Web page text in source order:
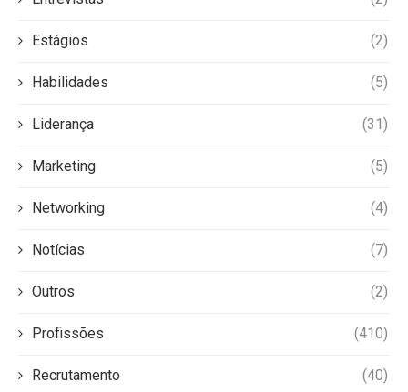
Estágios (2)
Habilidades (5)
Liderança (31)
Marketing (5)
Networking (4)
Notícias (7)
Outros (2)
Profissões (410)
Recrutamento (40)